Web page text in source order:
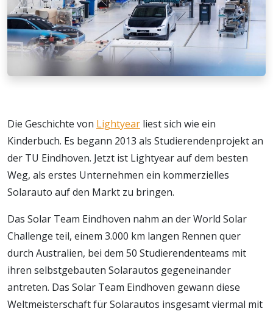
Die Geschichte von Lightyear liest sich wie ein
Kinderbuch. Es begann 2013 als Studierendenprojekt an
der TU Eindhoven. Jetzt ist Lightyear auf dem besten
Weg, als erstes Unternehmen ein kommerzielles
Solarauto auf den Markt zu bringen.
Das Solar Team Eindhoven nahm an der World Solar
Challenge teil, einem 3.000 km langen Rennen quer
durch Australien, bei dem 50 Studierendenteams mit
ihren selbstgebauten Solarautos gegeneinander
antreten. Das Solar Team Eindhoven gewann diese
Weltmeisterschaft für Solarautos insgesamt viermal mit